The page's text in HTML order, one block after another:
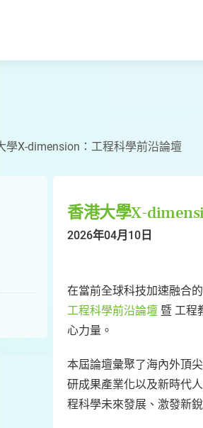
學X-dimension：工程科學前沿論壇
香港大學X-
2026年04月10日
在當前全球科技加速融合
工程科學前沿論壇 暨 工程
心力量。
本屆論壇彙聚了海內外頂
研成果產業化以及新時代
程科學未來發展、激發新